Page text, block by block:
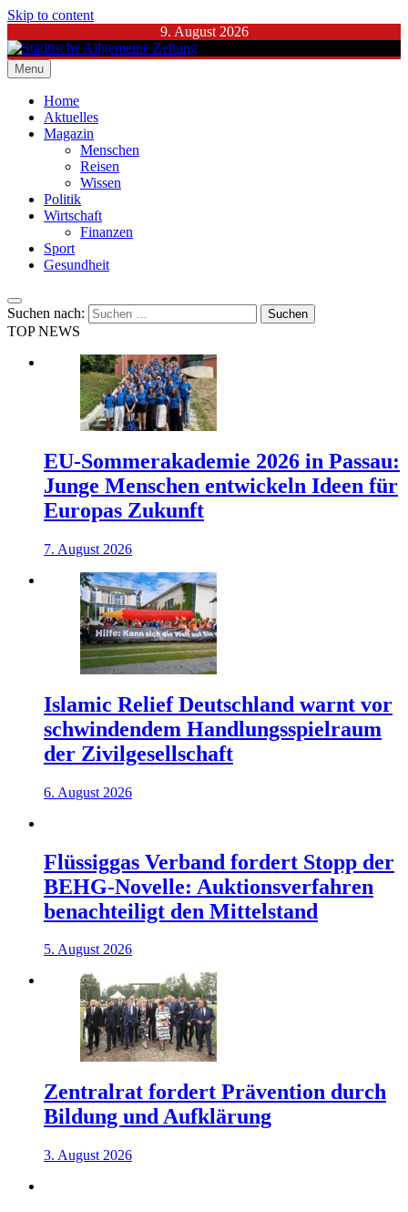
Skip to content
9. August 2026
Städtische Allgemeine Zeitung
Menu
Home
Aktuelles
Magazin
Menschen
Reisen
Wissen
Politik
Wirtschaft
Finanzen
Sport
Gesundheit
Suchen nach:
TOP NEWS
EU-Sommerakademie 2026 in Passau:
Junge Menschen entwickeln Ideen für
Europas Zukunft
7. August 2026
Islamic Relief Deutschland warnt vor
schwindendem Handlungsspielraum
der Zivilgesellschaft
6. August 2026
Flüssiggas Verband fordert Stopp der
BEHG-Novelle: Auktionsverfahren
benachteiligt den Mittelstand
5. August 2026
Zentralrat fordert Prävention durch
Bildung und Aufklärung
3. August 2026